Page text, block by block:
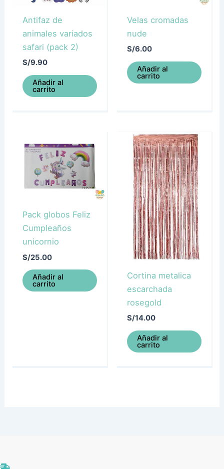
Antifaz de
animales variados
safari (pack 2)
S/9.90
Añadir al
carrito
Velas cromadas
nude
S/6.00
Añadir al
carrito
Pack globos Feliz
Cumpleaños
unicornio
S/25.00
Añadir al
carrito
Cortina metalica
escarchada
rosegold
S/14.00
Añadir al
carrito